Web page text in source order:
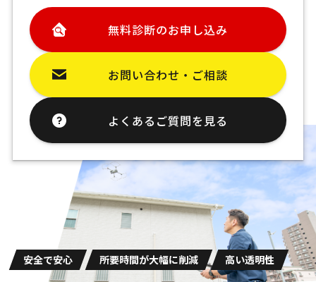
無料診断のお申し込み
お問い合わせ・ご相談
よくあるご質問を見る
安全で安心 所要時間が大幅に削減 高い透明性